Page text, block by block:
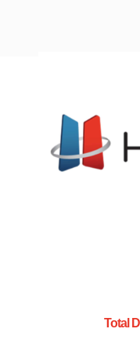
Total